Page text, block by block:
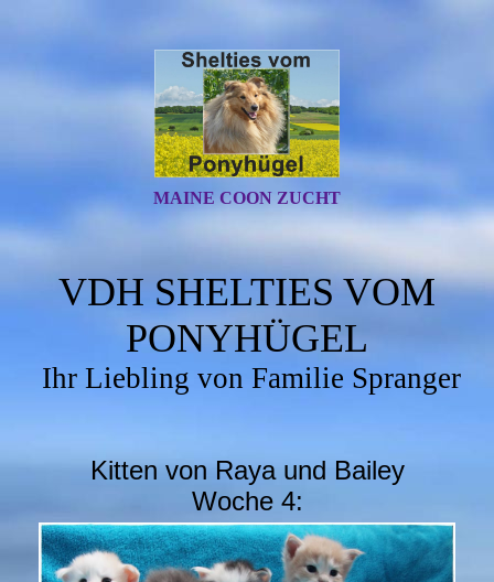
MAINE COON ZUCHT
VDH SHELTIES VOM
PONYHÜGEL
Ihr Liebling von Familie Spranger
Kitten von Raya und Bailey
Woche 4: